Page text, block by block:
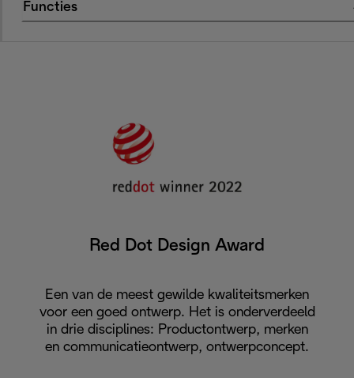
Functies
Red Dot Design Award
Een van de meest gewilde kwaliteitsmerken
voor een goed ontwerp. Het is onderverdeeld
in drie disciplines: Productontwerp, merken
en communicatieontwerp, ontwerpconcept.